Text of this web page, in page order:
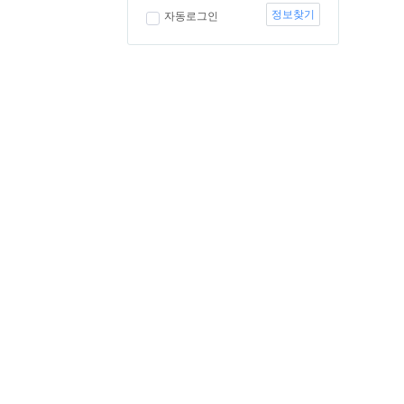
자동로그인 정보찾기